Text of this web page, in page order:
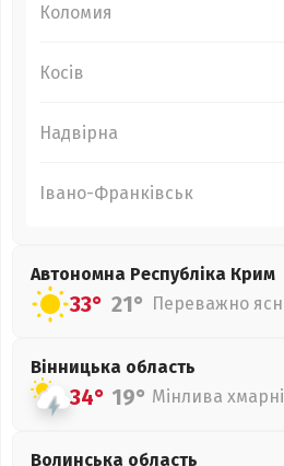
Коломия
Косів
Надвірна
Івано-Франківськ
Автономна Республіка Крим
33° 21° Переважно
Вінницька область
34° 19° Мінлива
Волинська область